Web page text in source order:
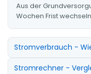
Aus der
Wochen Frist
Stromverbrauch -
Stromrechner -